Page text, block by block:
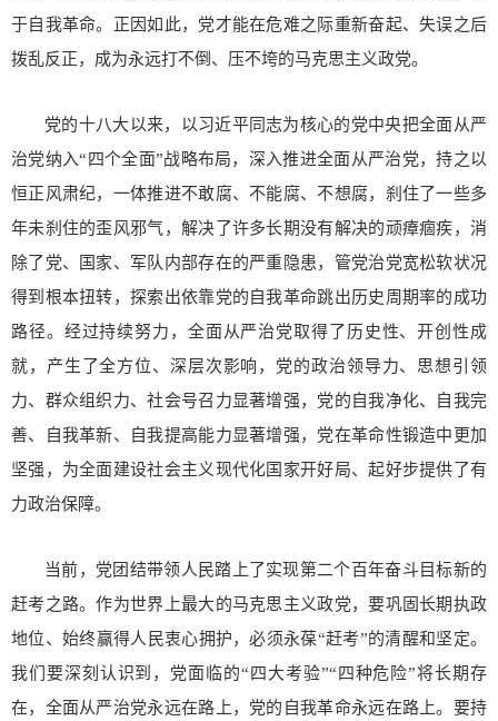
于自我革命。正因如此，党才能在危难之际重新奋起、失误之后
拨乱反正，成为永远打不倒、压不垮的马克思主义政党。
党的十八大以来，以习近平同志为核心的党中央把全面从严
治党纳入“四个全面”战略布局，深入推进全面从严治党，持之以
恒正风肃纪，一体推进不敢腐、不能腐、不想腐，刹住了一些多
年未刹住的歪风邪气，解决了许多长期没有解决的顽瘴痼疾，消
除了党、国家、军队内部存在的严重隐患，管党治党宽松软状况
得到根本扭转，探索出依靠党的自我革命跳出历史周期率的成功
路径。经过持续努力，全面从严治党取得了历史性、开创性成
就，产生了全方位、深层次影响，党的政治领导力、思想引领
力、群众组织力、社会号召力显著增强，党的自我净化、自我完
善、自我革新、自我提高能力显著增强，党在革命性锻造中更加
坚强，为全面建设社会主义现代化国家开好局、起好步提供了有
力政治保障。
当前，党团结带领人民踏上了实现第二个百年奋斗目标新的
赶考之路。作为世界上最大的马克思主义政党，要巩固长期执政
地位、始终赢得人民衷心拥护，必须永葆“赶考”的清醒和坚定。
我们要深刻认识到，党面临的“四大考验”“四种危险”将长期存
在，全面从严治党永远在路上，党的自我革命永远在路上。要持